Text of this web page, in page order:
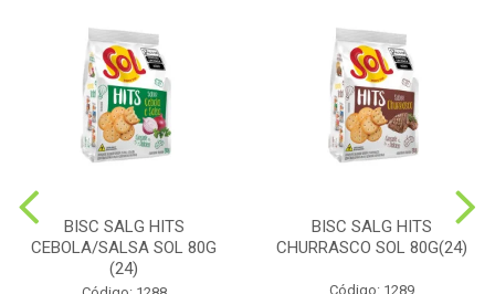
BISC SALG HITS
CEBOLA/SALSA SOL 80G
(24)
BISC SALG HITS
CHURRASCO SOL 80G(24)
Código: 1289